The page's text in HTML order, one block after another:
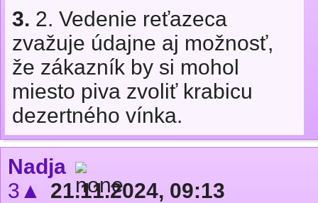
3. 2. Vedenie reťazeca
zvažuje údajne aj možnosť,
že zákazník by si mohol
miesto piva zvoliť krabicu
dezertného vínka.
Nadja
3▲
21.11.2024, 09:13